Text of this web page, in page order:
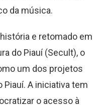
da música.
e retomado em
do Piauí (Secult), o
um dos projetos
A iniciativa tem
o acesso à